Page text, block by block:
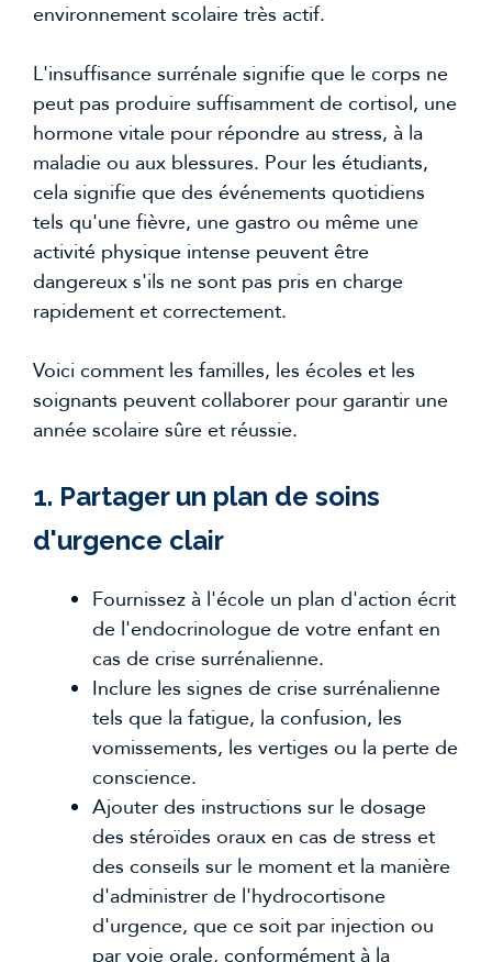
environnement scolaire très actif.
L'insuffisance surrénale signifie que le corps ne
peut pas produire suffisamment de cortisol, une
hormone vitale pour répondre au stress, à la
maladie ou aux blessures. Pour les étudiants,
cela signifie que des événements quotidiens
tels qu'une fièvre, une gastro ou même une
activité physique intense peuvent être
dangereux s'ils ne sont pas pris en charge
rapidement et correctement.
Voici comment les familles, les écoles et les
soignants peuvent collaborer pour garantir une
année scolaire sûre et réussie.
1. Partager un plan de soins
d'urgence clair
Fournissez à l'école un plan d'action écrit
de l'endocrinologue de votre enfant en
cas de crise surrénalienne.
Inclure les signes de crise surrénalienne
tels que la fatigue, la confusion, les
vomissements, les vertiges ou la perte de
conscience.
Ajouter des instructions sur le dosage
des stéroïdes oraux en cas de stress et
des conseils sur le moment et la manière
d'administrer de l'hydrocortisone
d'urgence, que ce soit par injection ou
par voie orale, conformément à la